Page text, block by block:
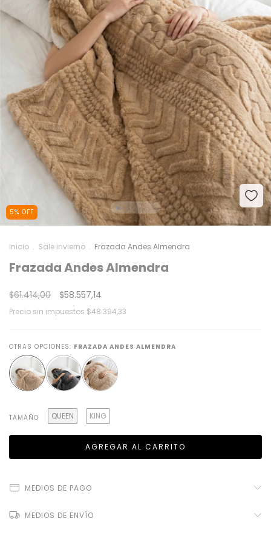
5% OFF
Inicio . Sale invierno . Frazada Andes Almendra
Frazada Andes Almendra
$61.414,00 $58.557,14
Precio sin impuestos $48.394,33
OTRAS OPCIONES: FRAZADA ANDES ALMENDRA
TAMAÑO QUEEN KING
MEDIOS DE PAGO
MEDIOS DE ENVÍO